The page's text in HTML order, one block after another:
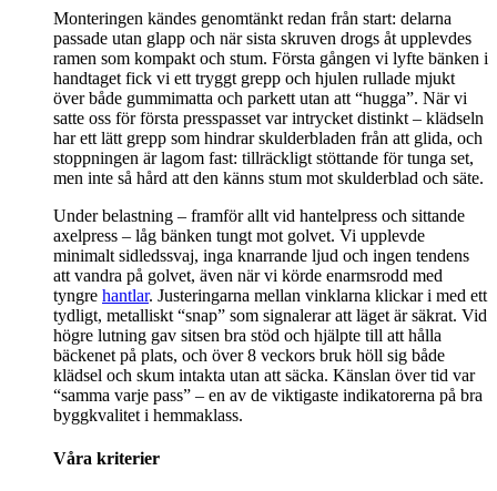
Monteringen kändes genomtänkt redan från start: delarna
passade utan glapp och när sista skruven drogs åt upplevdes
ramen som kompakt och stum. Första gången vi lyfte bänken i
handtaget fick vi ett tryggt grepp och hjulen rullade mjukt
över både gummimatta och parkett utan att “hugga”. När vi
satte oss för första presspasset var intrycket distinkt – klädseln
har ett lätt grepp som hindrar skulderbladen från att glida, och
stoppningen är lagom fast: tillräckligt stöttande för tunga set,
men inte så hård att den känns stum mot skulderblad och säte.
Under belastning – framför allt vid hantelpress och sittande
axelpress – låg bänken tungt mot golvet. Vi upplevde
minimalt sidledssvaj, inga knarrande ljud och ingen tendens
att vandra på golvet, även när vi körde enarmsrodd med
tyngre hantlar. Justeringarna mellan vinklarna klickar i med ett
tydligt, metalliskt “snap” som signalerar att läget är säkrat. Vid
högre lutning gav sitsen bra stöd och hjälpte till att hålla
bäckenet på plats, och över 8 veckors bruk höll sig både
klädsel och skum intakta utan att säcka. Känslan över tid var
“samma varje pass” – en av de viktigaste indikatorerna på bra
byggkvalitet i hemmaklass.
Våra kriterier